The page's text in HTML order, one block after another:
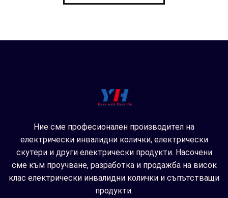
Ние сме професионален производител на
електрически инвалидни колички, електрически
скутери и други електрически продукти. Насочени
сме към проучване, разработка и продажба на висок
клас електрически инвалидни колички и съпътстващи
продукти.